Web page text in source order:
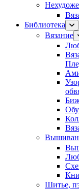
Библиотека
Вязание
Шитье,